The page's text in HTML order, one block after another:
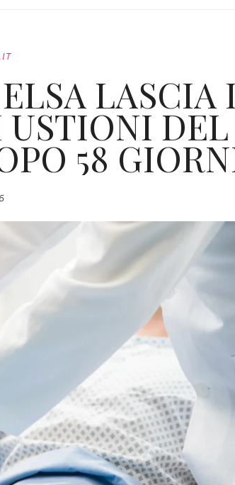
LASCIA
DEL
58